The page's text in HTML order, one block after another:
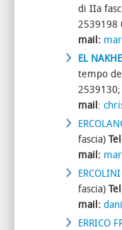
di IIa
2539198
mail:
EL
tempo
2539130;
mail :
fascia)
mail:
fascia)
mail:
ERRICO